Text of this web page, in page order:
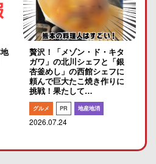
贅沢！「メゾン・ド・キタ
ガワ」の北川シェフと「銀
杏釜めし」の西館シェフに
頼んで巨大たこ焼き作りに
挑戦！果たして…
グルメ PR 地産地消
2026.07.24